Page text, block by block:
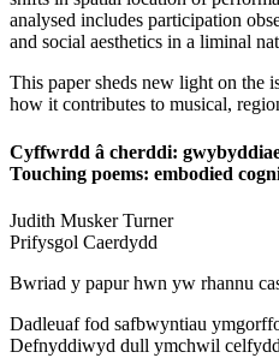
analysed includes participation
and social aesthetics in a liminal
This paper sheds new light on the
how it contributes to musical,
Cyffwrdd â cherddi:
Touching poems: embodied
Judith Musker Turner
Prifysgol Caerdydd
Bwriad y papur hwn yw rhannu
Dadleuaf fod safbwyntiau
Defnyddiwyd dull ymchwil